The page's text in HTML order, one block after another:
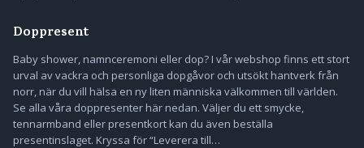
Doppresent
Baby shower, namnceremoni eller dop? I vår webshop finns ett stort
urval av vackra och personliga dopgåvor och utsökt hantverk från
norr, när du vill hälsa en ny liten människa välkommen till världen.
Se alla våra doppresenter här nedan. Väljer du ett smycke,
tennarmband eller presentkort kan du även beställa
presentinslaget. Kryssa för “Leverera till…